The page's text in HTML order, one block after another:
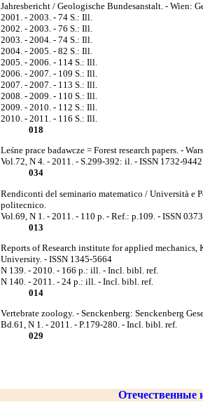
Jahresbericht / Geologische Bundesanstalt. - Wien:
2001. - 2003. - 74 S.: Ill.
2002. - 2003. - 76 S.: Ill.
2003. - 2004. - 74 S.: Ill.
2004. - 2005. - 82 S.: Ill.
2005. - 2006. - 114 S.: Ill.
2006. - 2007. - 109 S.: Ill.
2007. - 2007. - 113 S.: Ill.
2008. - 2009. - 110 S.: Ill.
2009. - 2010. - 112 S.: Ill.
2010. - 2011. - 116 S.: Ill.
018
Leśne prace badawcze = Forest research papers. -
Vol.72, N 4. - 2011. - S.299-392: il. - ISSN 1732-9442
034
Rendiconti del seminario matematico / Università e
politecnico.
Vol.69, N 1. - 2011. - 110 p. - Ref.: p.109. - ISSN
013
Reports of Research institute for applied
University. - ISSN 1345-5664
N 139. - 2010. - 166 p.: ill. - Incl. bibl. ref.
N 140. - 2011. - 24 p.: ill. - Incl. bibl. ref.
014
Vertebrate zoology. - Senckenberg: Senckenberg
Bd.61, N 1. - 2011. - P.179-280. - Incl. bibl. ref.
029
Отечественные